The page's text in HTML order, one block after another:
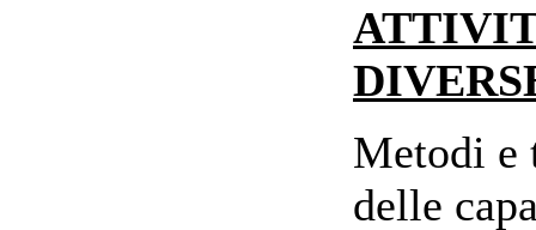
Metodi e
delle